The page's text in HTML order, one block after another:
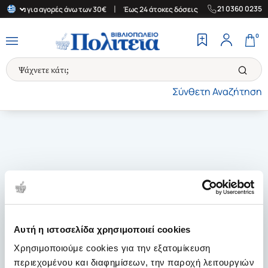
Αυτή η ιστοσελίδα χρησιμοποιεί cookies
Χρησιμοποιούμε cookies για την εξατομίκευση
περιεχομένου και διαφημίσεων, την παροχή λειτουργιών
για αγορές άνω των 30€ Έως 24 άτοκες δόσεις | Δωρεάν
21 0360 0235
Σύνθετη Αναζήτηση
0